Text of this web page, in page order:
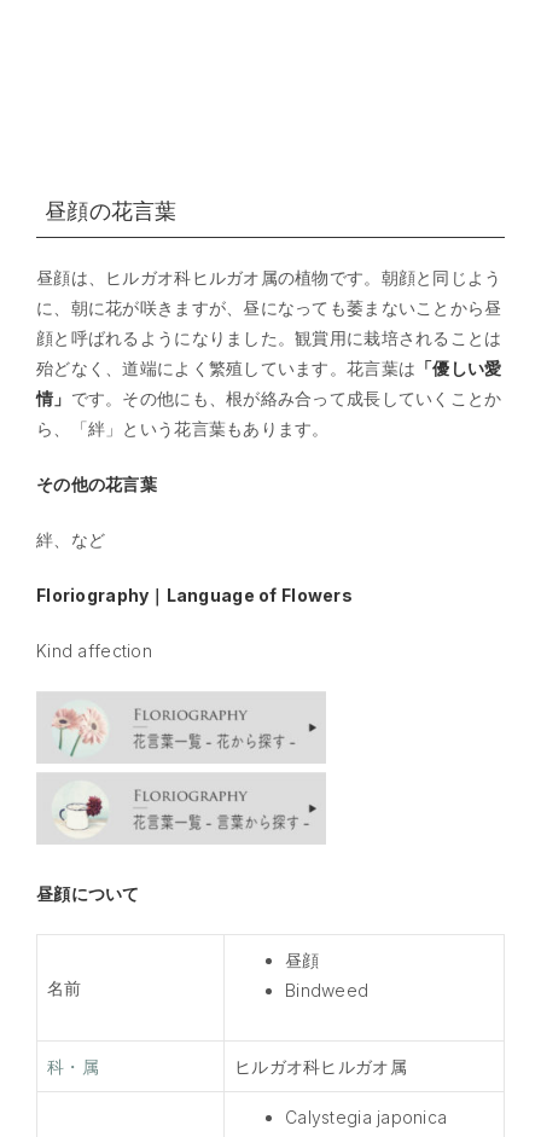
昼顔の花言葉
昼顔は、ヒルガオ科ヒルガオ属の植物です。朝顔と同じよう
に、朝に花が咲きますが、昼になっても萎まないことから昼
顔と呼ばれるようになりました。観賞用に栽培されることは
殆どなく、道端によく繁殖しています。花言葉は 「優しい愛
情」 です。その他にも、根が絡み合って成長していくことか
ら、「絆」という花言葉もあります。
その他の花言葉
絆、など
Floriography｜Language of Flowers
Kind affection
昼顔について
名前
昼顔
Bindweed
科・属 ヒルガオ科ヒルガオ属
Calystegia japonica